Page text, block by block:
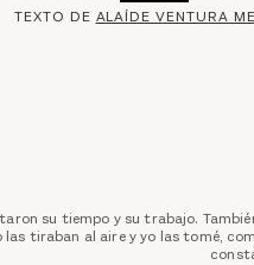
TEXTO DE ALAÍDE VENTURA
su tiempo y su trabajo.
las tiraban al aire y yo las tomé,